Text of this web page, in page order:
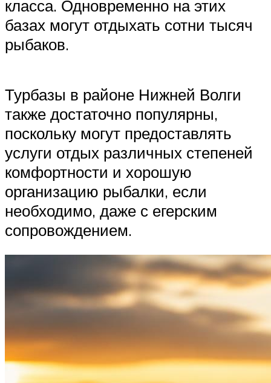
класса. Одновременно на этих
базах могут отдыхать сотни тысяч
рыбаков.
Турбазы в районе Нижней Волги
также достаточно популярны,
поскольку могут предоставлять
услуги отдых различных степеней
комфортности и хорошую
организацию рыбалки, если
необходимо, даже с егерским
сопровождением.